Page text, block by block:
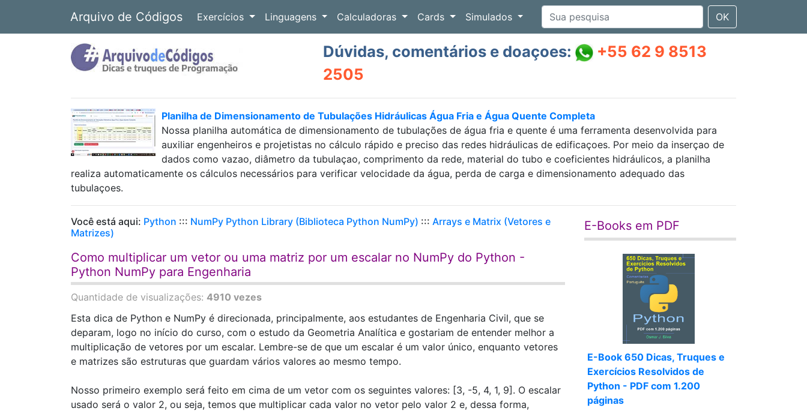
Arquivo de Códigos Exercícios Linguagens Calculadoras Cards Simulados OK
Dúvidas, comentários e doaçoes:
+55 62 9 8513
2505
Planilha de Dimensionamento de Tubulações Hidráulicas Água Fria e Água Quente Completa
Nossa planilha automática de dimensionamento de tubulações de água fria e quente é uma ferramenta desenvolvida para
auxiliar engenheiros e projetistas no cálculo rápido e preciso das redes hidráulicas de edificaçoes. Por meio da inserçao de
dados como vazao, diâmetro da tubulaçao, comprimento da rede, material do tubo e coeficientes hidráulicos, a planilha
realiza automaticamente os cálculos necessários para verificar velocidade da água, perda de carga e dimensionamento adequado das
tubulaçoes.
Você está aqui: Python ::: NumPy Python Library (Biblioteca Python NumPy) ::: Arrays e Matrix (Vetores e
Matrizes)
Como multiplicar um vetor ou uma matriz por um escalar no NumPy do Python -
Python NumPy para Engenharia
Quantidade de visualizações: 4910 vezes
Esta dica de Python e NumPy é direcionada, principalmente, aos estudantes de Engenharia Civil, que se
deparam, logo no início do curso, com o estudo da Geometria Analítica e gostariam de entender melhor a
multiplicação de vetores por um escalar. Lembre-se de que um escalar é um valor único, enquanto vetores
e matrizes são estruturas que guardam vários valores ao mesmo tempo.
Nosso primeiro exemplo será feito em cima de um vetor com os seguintes valores: [3, -5, 4, 1, 9]. O escalar
usado será o valor 2, ou seja, temos que multiplicar cada valor no vetor pelo valor 2 e, dessa forma,
E-Books em PDF
E-Book 650 Dicas, Truques e
Exercícios Resolvidos de
Python - PDF com 1.200
páginas